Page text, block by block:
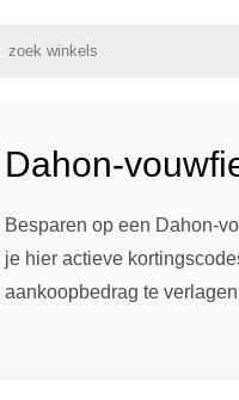
Dahon-
Besparen op een Dahon-
je hier actieve
aankoopbedrag te